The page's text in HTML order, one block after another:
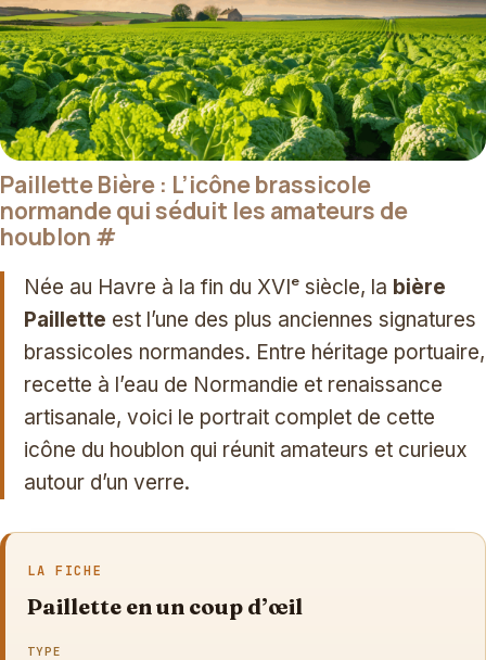
Paillette Bière : L’icône brassicole
normande qui séduit les amateurs de
houblon #
Née au Havre à la fin du XVIᵉ siècle, la bière
Paillette est l’une des plus anciennes signatures
brassicoles normandes. Entre héritage portuaire,
recette à l’eau de Normandie et renaissance
artisanale, voici le portrait complet de cette
icône du houblon qui réunit amateurs et curieux
autour d’un verre.
LA FICHE
Paillette en un coup d’œil
TYPE